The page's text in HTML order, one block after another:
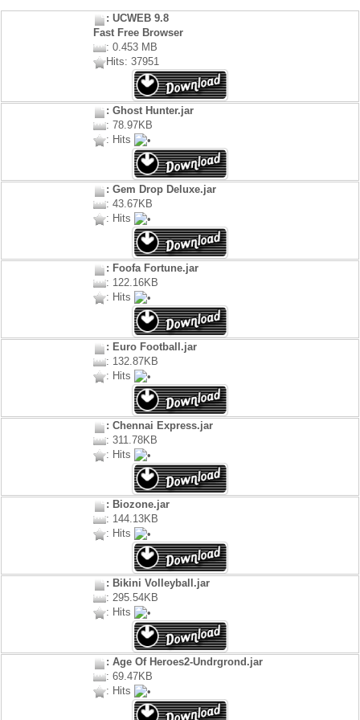
: UCWEB 9.8
Fast Free Browser
: 0.453 MB
Hits: 37951
: Ghost Hunter.jar
: 78.97KB
: Hits
: Gem Drop Deluxe.jar
: 43.67KB
: Hits
: Foofa Fortune.jar
: 122.16KB
: Hits
: Euro Football.jar
: 132.87KB
: Hits
: Chennai Express.jar
: 311.78KB
: Hits
: Biozone.jar
: 144.13KB
: Hits
: Bikini Volleyball.jar
: 295.54KB
: Hits
: Age Of Heroes2-Undrgrond.jar
: 69.47KB
: Hits